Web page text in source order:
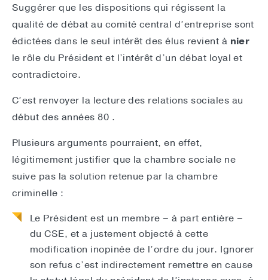
Suggérer que les dispositions qui régissent la
qualité de débat au comité central d’entreprise sont
édictées dans le seul intérêt des élus revient à nier
le rôle du Président et l’intérêt d’un débat loyal et
contradictoire.
C’est renvoyer la lecture des relations sociales au
début des années 80 .
Plusieurs arguments pourraient, en effet,
légitimement justifier que la chambre sociale ne
suive pas la solution retenue par la chambre
criminelle :
Le Président est un membre – à part entière –
du CSE, et a justement objecté à cette
modification inopinée de l’ordre du jour. Ignorer
son refus c’est indirectement remettre en cause